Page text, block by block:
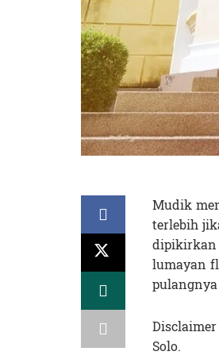
Mudik
terlebih
dipikirkan
lumayan
Solo.